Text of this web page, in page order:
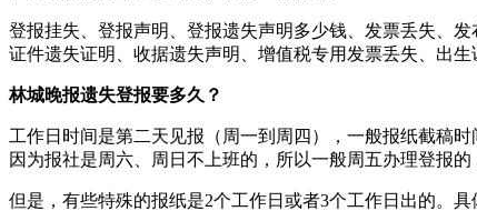
登报挂失、登报声明、登报遗失声明多少钱、发票丢失、
证件遗失证明、收据遗失声明、增值税专用发票丢失、出
林城晚报遗失登报要多久？
工作日时间是第二天见报（周一到周四），一般报纸截稿
因为报社是周六、周日不上班的，所以一般周五办理登报
但是，有些特殊的报纸是2个工作日或者3个工作日出的。